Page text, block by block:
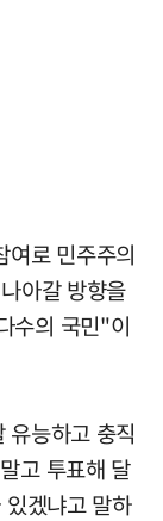
로 민주주의
아갈 방향을
수의 국민"이
능하고 충직
고 투표해 달
겠냐고 말하